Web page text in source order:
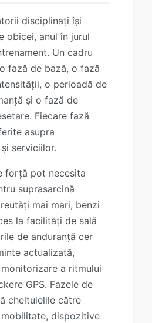
disciplinați își
obicei, anul în jurul
Un cadru
fază de bază, o fază
o perioadă de
și o fază de
Fiecare fază
asupra
serviciilor.
forță pot necesita
suprasarcină
mai mari, benzi
la facilități de sală
de anduranță cer
actualizată,
a ritmului
GPS. Fazele de
cheltuielile către
dispozitive